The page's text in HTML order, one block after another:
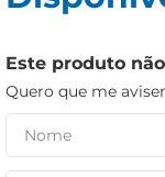
Este produto
Quero que me
biscoito
papel higiênico
cerveja